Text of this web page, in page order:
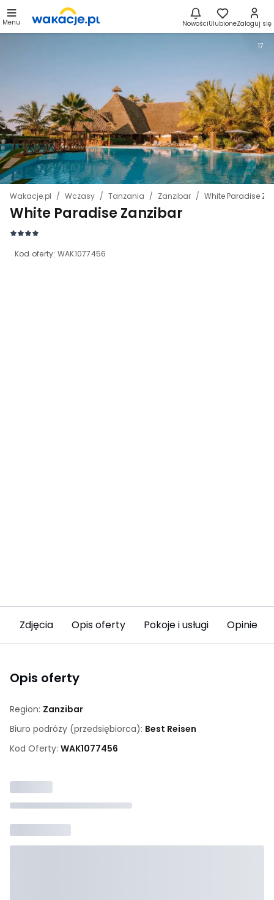
Menu NowościUlubioneZaloguj się
Wakacje.pl Wczasy Tanzania Zanzibar White Paradise
White Paradise Zanzibar
Kod oferty: WAK1077456
17
Zdjęcia Opis oferty Pokoje i usługi Opinie
Opis oferty
Region: Zanzibar
Biuro podróży (przedsiębiorca): Best Reisen
Kod Oferty: WAK1077456